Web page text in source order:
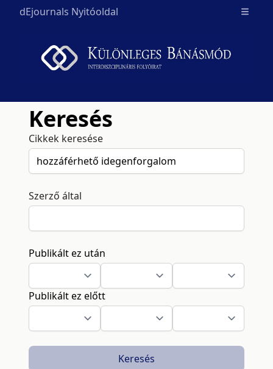
dEjournals Nyitóoldal Open
Keresés
Cikkek keresése
Szerző által
Publikált ez után
Publikált ez előtt
Keresés